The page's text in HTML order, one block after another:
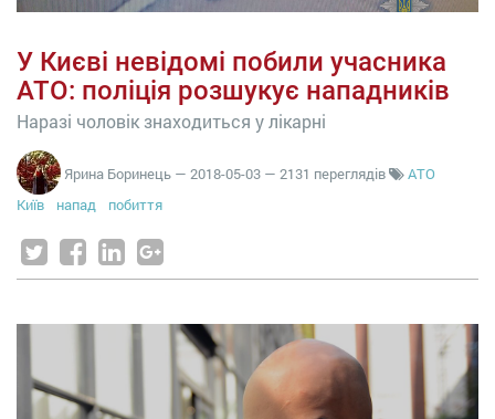
У Києві невідомі побили учасника
АТО: поліція розшукує нападників
Наразі чоловік знаходиться у лікарні
Ярина Боринець — 2018-05-03 — 2131 переглядів
АТО
Київ
напад побиття